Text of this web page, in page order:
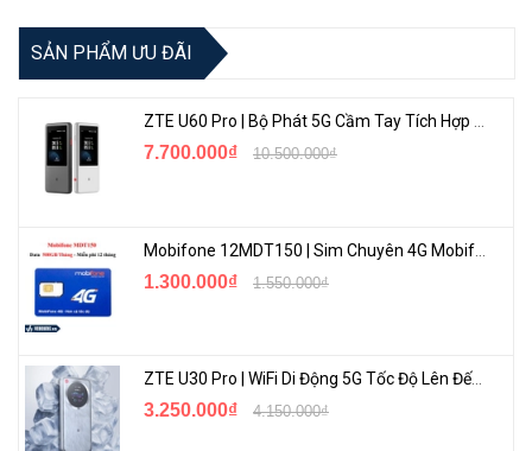
Kết nối tốc độ cao:Tận hưởng truyền tải, tải xuống và chơi game
mượt mà mà không bị giật với tốc độ Wi-Fi 1,8 Gbps thế hệ tiếp
Kết nối nhiều thiết bị:
hơn đến nhiều thiết bị hơn bằng cách sử dụng công nghệ OFDMA
mang tính cách mạng đồng thời giảm độ trễ.
Bộ xử lý mạnh mẽ:CPU 4 lõi 1,5 GHz đảm bảo thông tin liên lạc
giữa bộ định tuyến của bạn và tất cả các thiết bị được kết nối được
thông suốt.
SẢN PHẨM ƯU ĐÃI
ZTE U60 Pro | Bộ Phát 5G Cầm Tay Tích Hợp Công Nghệ WiFi 7, Pin 10000mAh
7.700.000₫ 10.500.000₫
1.300.000₫ 1.550.000₫
ZTE U30 Pro | WiFi Di Động 5G Tốc Độ Lên Đến 500Mbps, Màn Hình Cảm Ứng
3.250.000₫ 4.150.000₫